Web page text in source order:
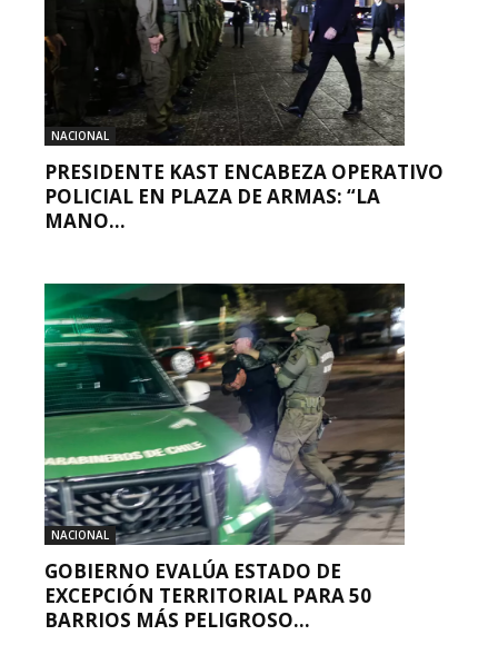
NACIONAL
PRESIDENTE KAST ENCABEZA OPERATIVO
POLICIAL EN PLAZA DE ARMAS: “LA
MANO...
NACIONAL
GOBIERNO EVALÚA ESTADO DE
EXCEPCIÓN TERRITORIAL PARA 50
BARRIOS MÁS PELIGROSO...